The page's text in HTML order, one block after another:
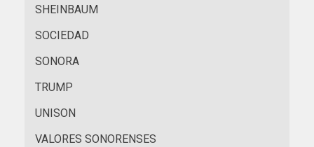
SHEINBAUM
SOCIEDAD
SONORA
TRUMP
UNISON
VALORES SONORENSES